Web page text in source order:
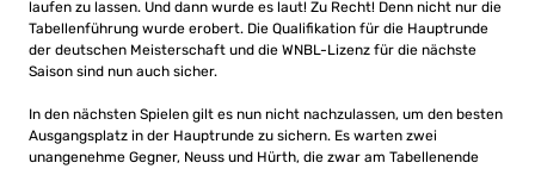
laufen zu lassen. Und dann wurde es laut! Zu Recht! Denn nicht nur die
Tabellenführung wurde erobert. Die Qualifikation für die Hauptrunde
der deutschen Meisterschaft und die WNBL-Lizenz für die nächste
Saison sind nun auch sicher.
In den nächsten Spielen gilt es nun nicht nachzulassen, um den besten
Ausgangsplatz in der Hauptrunde zu sichern. Es warten zwei
unangenehme Gegner, Neuss und Hürth, die zwar am Tabellenende